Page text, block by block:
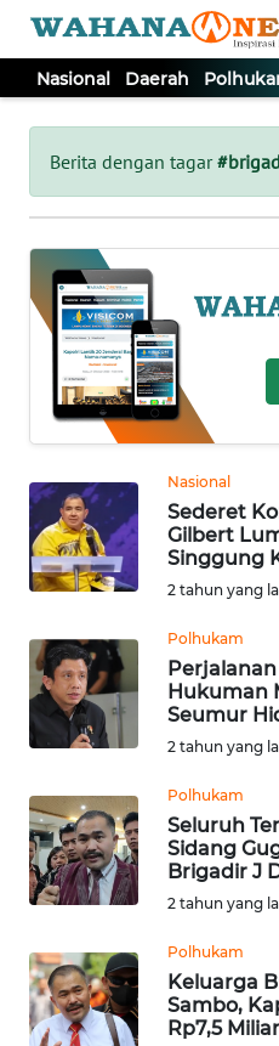
Nasional Daerah
Berita dengan tagar
Nasional
Sederet
Gilbert
Singgung
2 tahun yang
Polhukam
Hukuman
Seumur
2 tahun yang
Polhukam
Seluruh
Sidang
Brigadir J
2 tahun yang
Polhukam
Keluarga
Sambo,
Rp7,5 Miliar
Tutup
NASIONAL
DAERAH
POLHUKAM
KRIMINAL
EKUIN
SAINS-TEKNO
INTERNASIONAL
PENDIDIKAN
OLAHRAGA
OPINI
EDITORIAL